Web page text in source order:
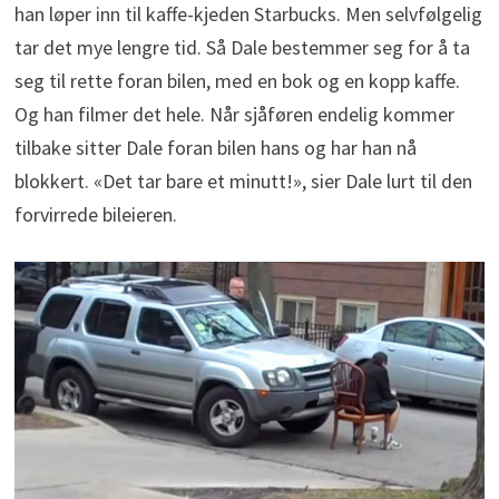
han løper inn til kaffe-kjeden Starbucks. Men selvfølgelig
tar det mye lengre tid. Så Dale bestemmer seg for å ta
seg til rette foran bilen, med en bok og en kopp kaffe.
Og han filmer det hele. Når sjåføren endelig kommer
tilbake sitter Dale foran bilen hans og har han nå
blokkert. «Det tar bare et minutt!», sier Dale lurt til den
forvirrede bileieren.